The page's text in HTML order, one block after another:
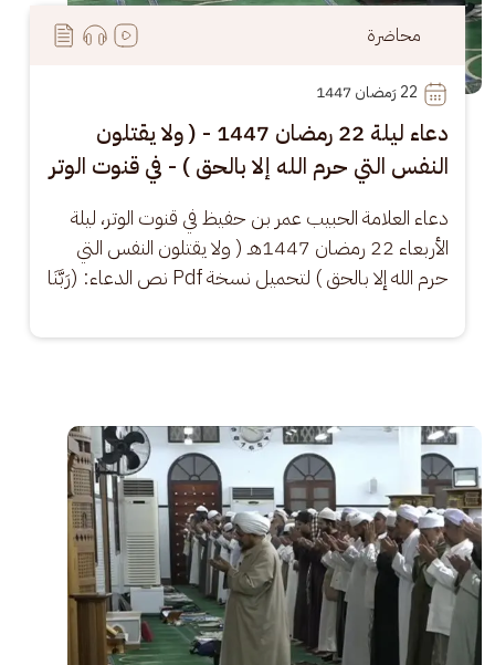
محاضرة
22
دعاء ليلة 22 رمضان 1447 - ( ولا يقتلون
النفس التي حرم الله إلا بالحق ) - في قنوت الوتر
دعاء العلامة الحبيب عمر بن حفيظ في قنوت الوتر، ليلة
الأربعاء 22 رمضان 1447هـ ( ولا يقتلون النفس التي
حرم الله إلا بالحق ) لتحميل نسخة Pdf نص الدعاء: (رَبَّنَا
الصورة